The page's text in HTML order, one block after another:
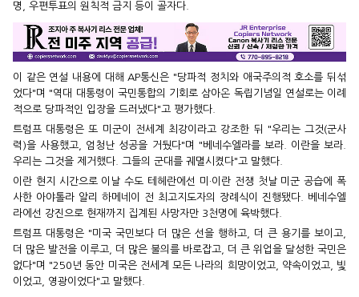
명, 우편투표의 원칙적 금지 등이 골자다.
이 같은 연설 내용에 대해 AP통신은 "당파적 정치와 애국주의적 호소를 뒤섞
었다"며 "역대 대통령이 국민통합의 기회로 삼아온 독립기념일 연설로는 이례
적으로 당파적인 입장을 드러냈다"고 평가했다.
트럼프 대통령은 또 미군이 전세계 최강이라고 강조한 뒤 "우리는 그것(군사
력)을 사용했고, 엄청난 성공을 거뒀다"며 "베네수엘라를 보라. 이란을 보라.
우리는 그것을 제거했다. 그들의 군대를 궤멸시켰다"고 말했다.
이란 현지 시간으로 이날 수도 테헤란에선 미·이란 전쟁 첫날 미군 공습에 폭
사한 아야톨라 알리 하메네이 전 최고지도자의 장례식이 진행됐다. 베네수엘
라에선 강진으로 현재까지 집계된 사망자만 3천명에 육박했다.
트럼프 대통령은 "미국 국민보다 더 많은 선을 행하고, 더 큰 용기를 보이고,
더 많은 발전을 이루고, 더 많은 불의를 바로잡고, 더 큰 위업을 달성한 국민은
없다"며 "250년 동안 미국은 전세계 모든 나라의 희망이었고, 약속이었고, 빛
이었고, 영광이었다"고 말했다.